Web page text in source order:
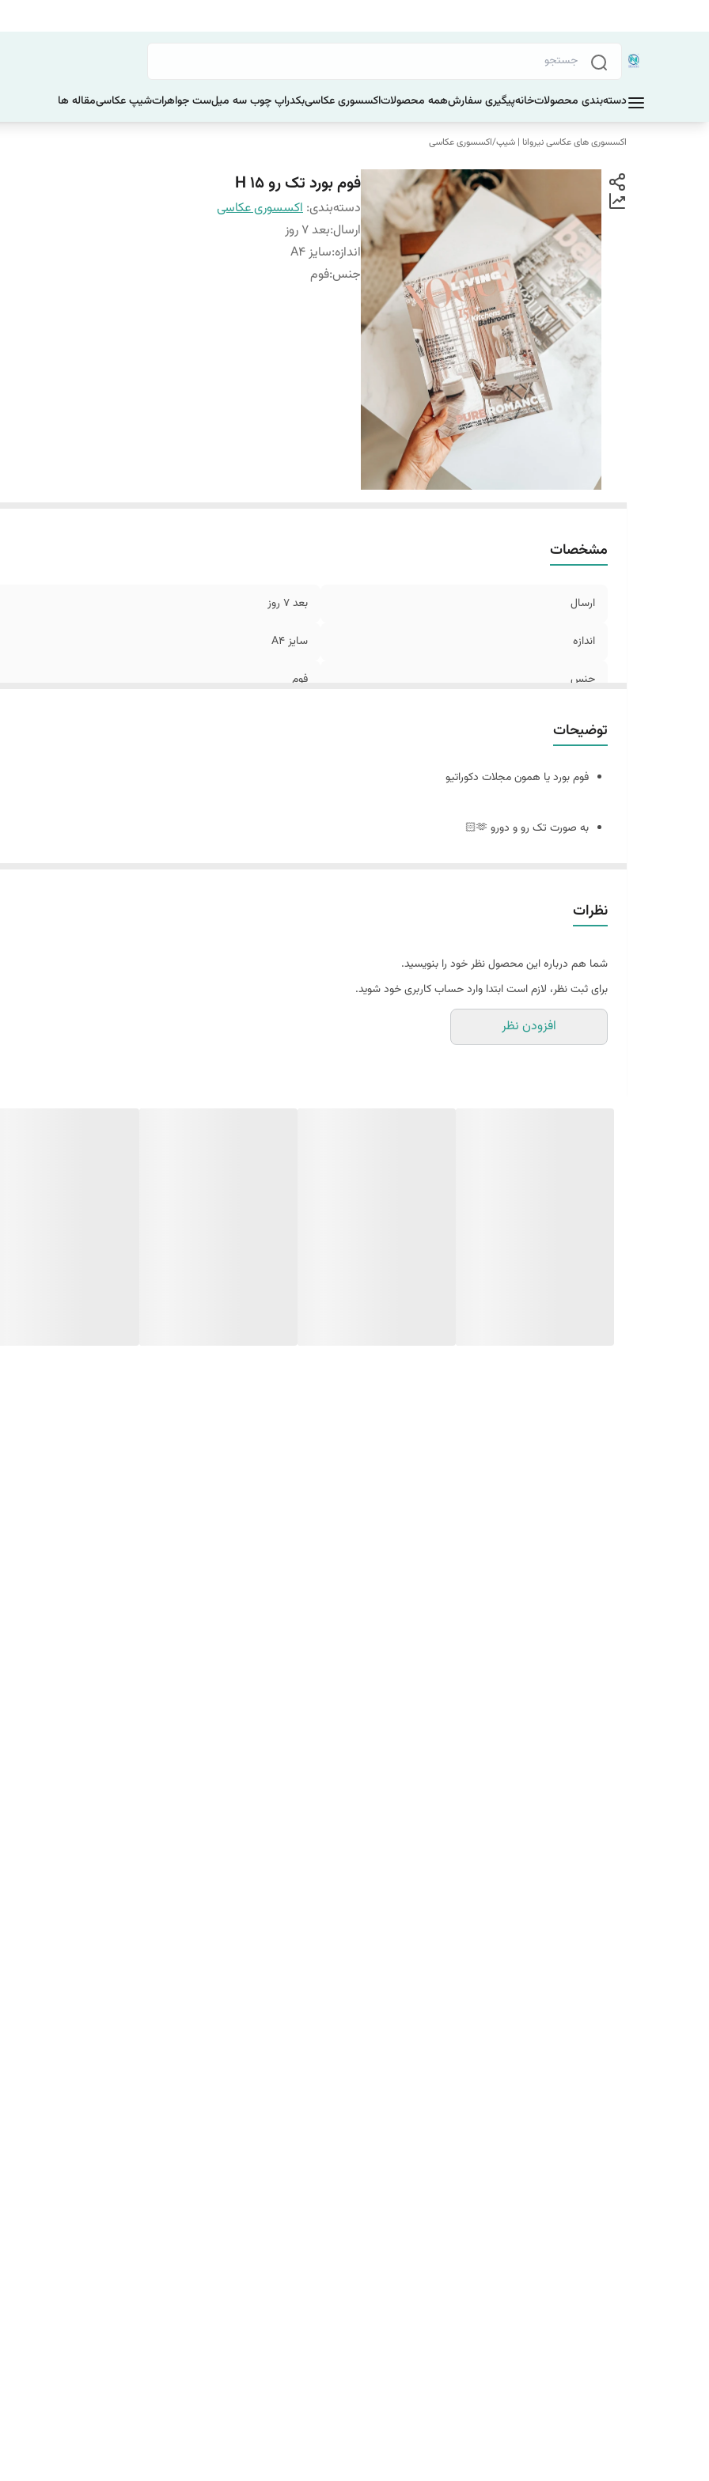
دسته‌بندی محصولاتخانهپیگیری سفارشهمه محصولاتاکسسوری عکاسیبکدراپ چوب سه میلست جواهراتشیپ عکاسیمقاله ها
اکسسوری های عکاسی نیروانا | شیپ/اکسسوری عکاسی
فوم بورد تک رو H 15
دسته‌بندی: اکسسوری عکاسی
ارسال:بعد 7 روز
اندازه:سایز A4
جنس:فوم
مشخصات
ارسال بعد 7 روز
اندازه سایز A4
جنس فوم
توضیحات
فوم بورد یا همون مجلات دکوراتیو
به صورت تک رو و دورو 🫶🏻
و به صورت پشت و رو جلد مجله های معروف چاپ میشه
نظرات
شما هم درباره این محصول نظر خود را بنویسید.
برای ثبت نظر، لازم است ابتدا وارد حساب کاربری خود شوید.
افزودن نظر